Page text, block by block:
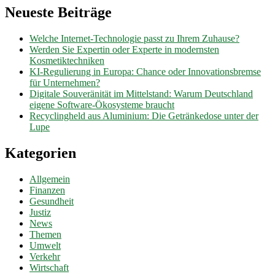
Neueste Beiträge
Welche Internet-Technologie passt zu Ihrem Zuhause?
Werden Sie Expertin oder Experte in modernsten
Kosmetiktechniken
KI-Regulierung in Europa: Chance oder Innovationsbremse
für Unternehmen?
Digitale Souveränität im Mittelstand: Warum Deutschland
eigene Software-Ökosysteme braucht
Recyclingheld aus Aluminium: Die Getränkedose unter der
Lupe
Kategorien
Allgemein
Finanzen
Gesundheit
Justiz
News
Themen
Umwelt
Verkehr
Wirtschaft